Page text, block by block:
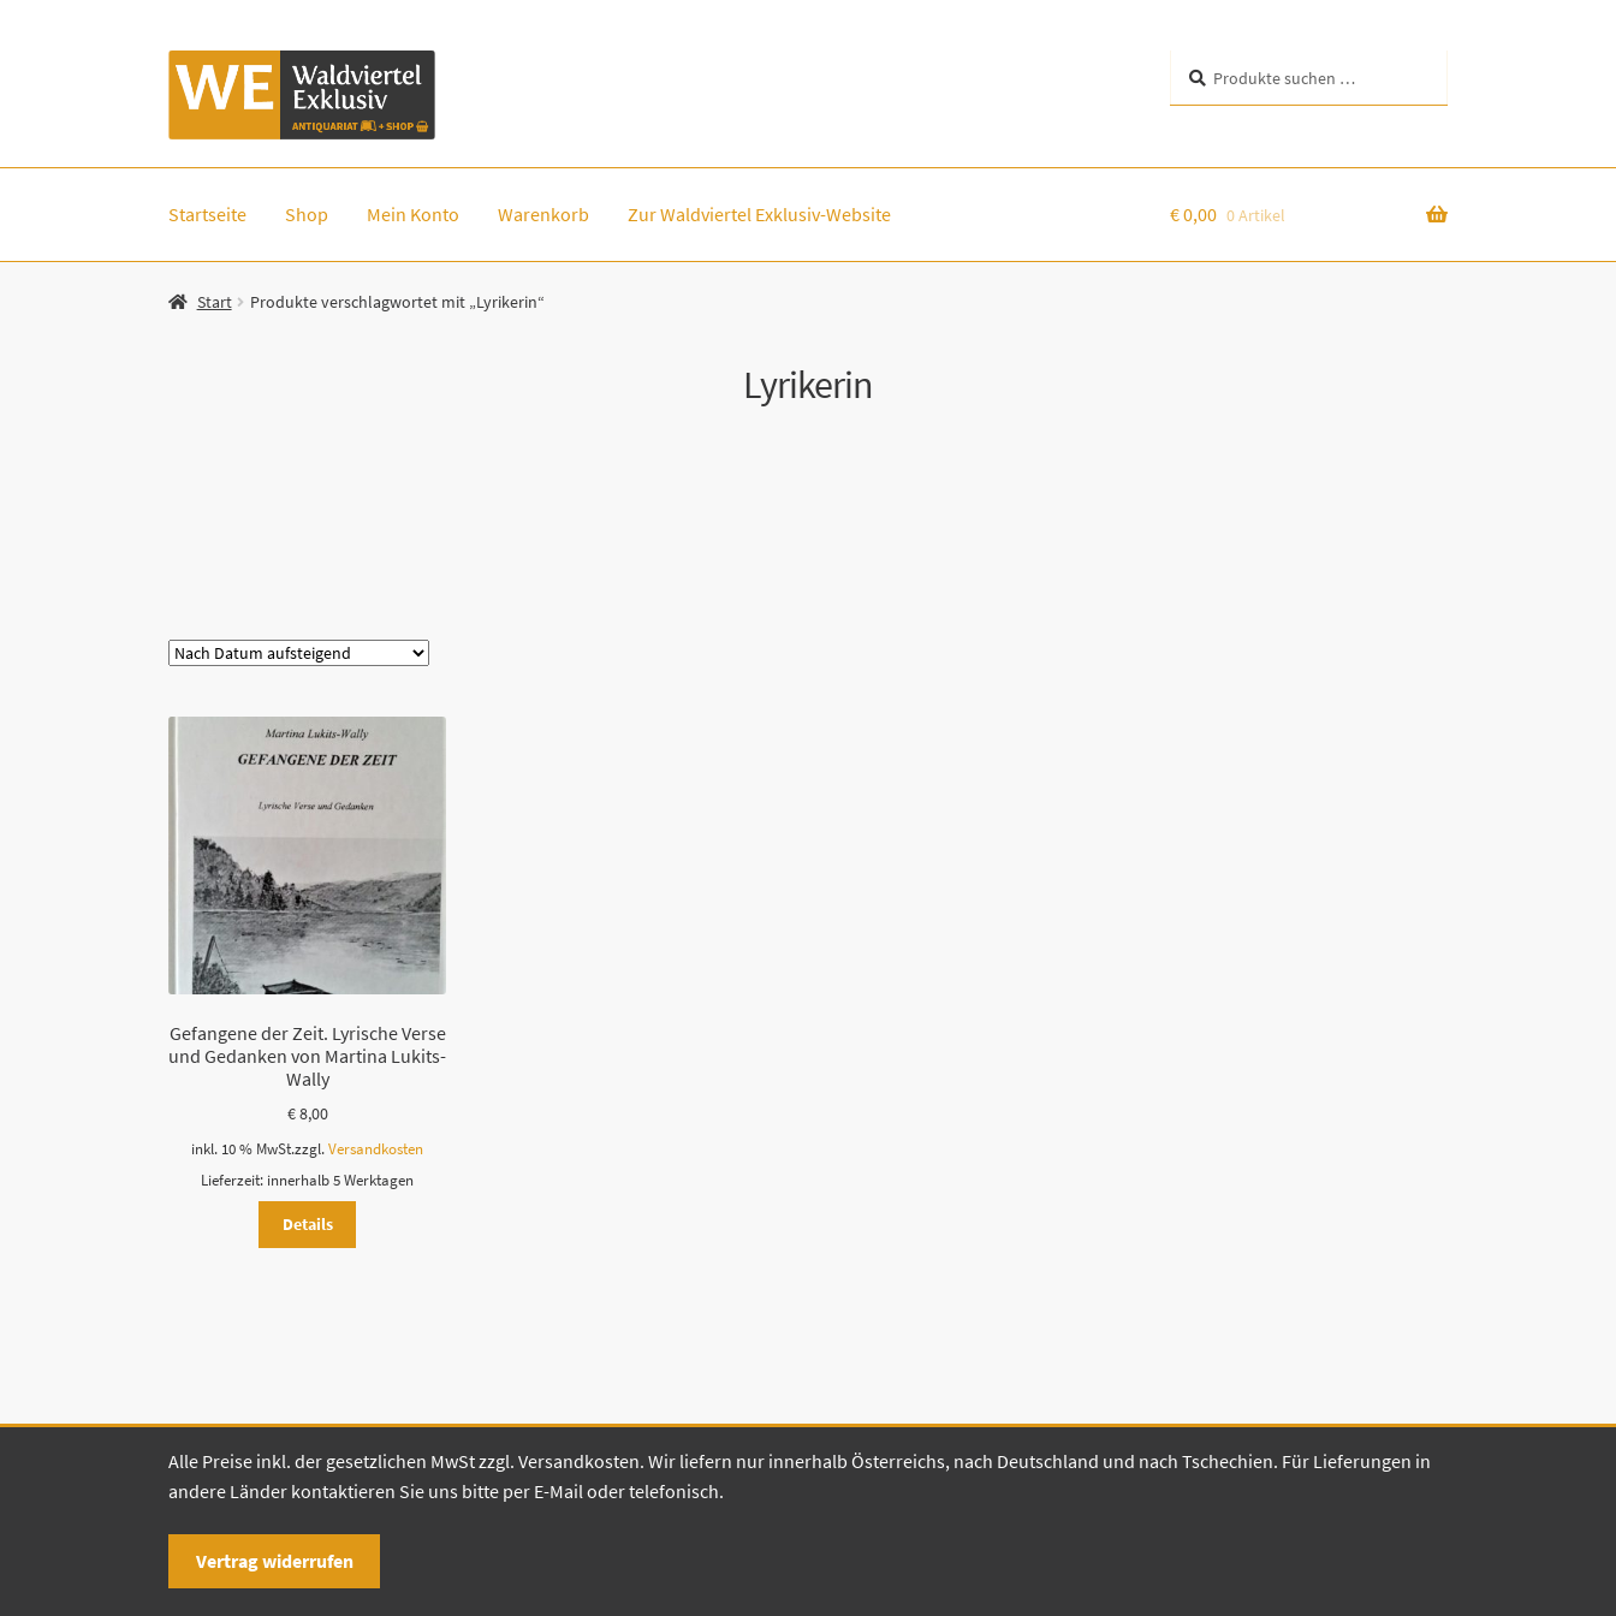
Zur
Navigation
Zum
Inhalt
nach:
Startseite Shop Mein Konto Warenkorb Zur Waldviertel Exklusiv-Website €0,00 0 Artikel
Start Produkte verschlagwortet mit „Lyrikerin“
Lyrikerin
Gefangene der Zeit. Lyrische Verse
und Gedanken von Martina Lukits-
Wally
€8,00
inkl. 10 % MwSt.zzgl.Versandkosten
Lieferzeit: innerhalb 5 Werktagen
Details
Alle Preise inkl. der gesetzlichen MwSt zzgl. Versandkosten. Wir liefern nur innerhalb Österreichs, nach Deutschland und nach Tschechien. Für Lieferungen in
andere Länder kontaktieren Sie uns bitte per E-Mail oder telefonisch.
Vertrag widerrufen